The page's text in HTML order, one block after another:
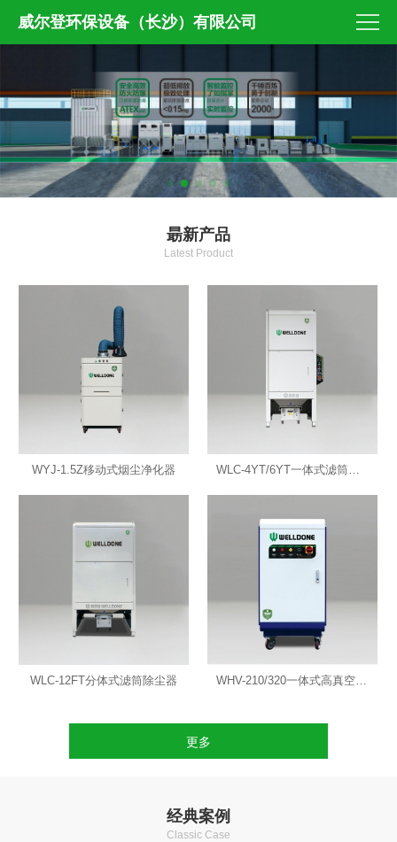
威尔登环保设备（长沙）有限公司
朂新产品
Latest Product
WYJ-1.5Z移动式烟尘净化器 WLC-4YT/6YT一体式滤筒除尘器
WLC-12FT分体式滤筒除尘器
更多
经典案例
Classic Case